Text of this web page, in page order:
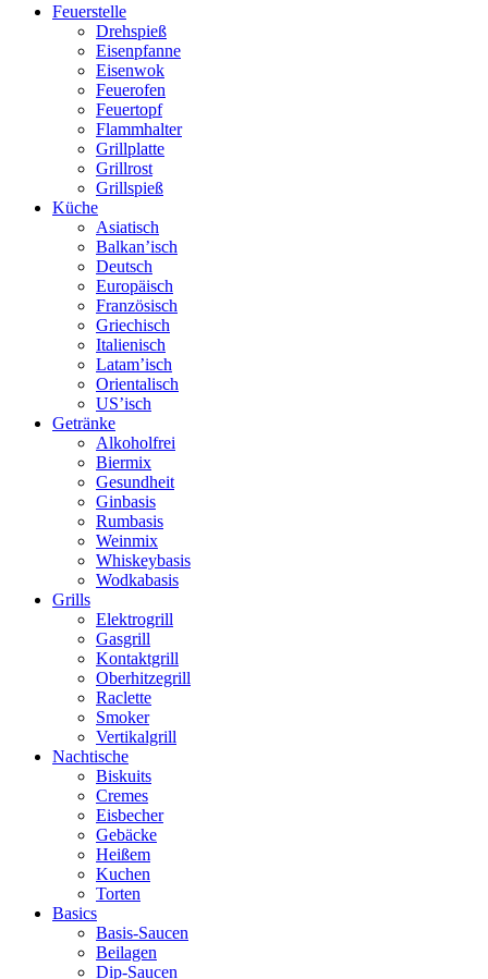
Feuerstelle
Drehspieß
Eisenpfanne
Eisenwok
Feuerofen
Feuertopf
Flammhalter
Grillplatte
Grillrost
Grillspieß
Küche
Asiatisch
Balkan’isch
Deutsch
Europäisch
Französisch
Griechisch
Italienisch
Latam’isch
Orientalisch
US’isch
Getränke
Alkoholfrei
Biermix
Gesundheit
Ginbasis
Rumbasis
Weinmix
Whiskeybasis
Wodkabasis
Grills
Elektrogrill
Gasgrill
Kontaktgrill
Oberhitzegrill
Raclette
Smoker
Vertikalgrill
Nachtische
Biskuits
Cremes
Eisbecher
Gebäcke
Heißem
Kuchen
Torten
Basics
Basis-Saucen
Beilagen
Dip-Saucen